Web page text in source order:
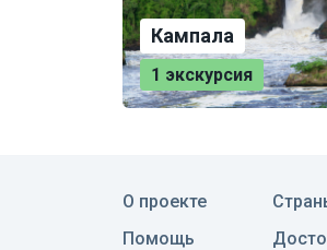
Кампала
1 экскурсия
О проекте
Помощь